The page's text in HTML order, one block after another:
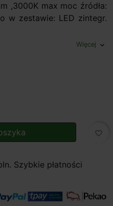
,3000K max moc źródła:
w zestawie: LED zintegr.
Więcej expand_more
favorite_border
Szybkie płatności